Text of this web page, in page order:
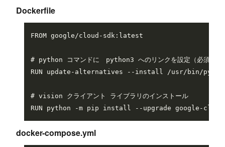
Dockerfile
FROM google/cloud-sdk:latest
# python コマンドに　python3 へのリンクを設定（必須では
RUN update-alternatives --install /usr/bin/
# vision クライアント ライブラリのインストール
docker-compose.yml